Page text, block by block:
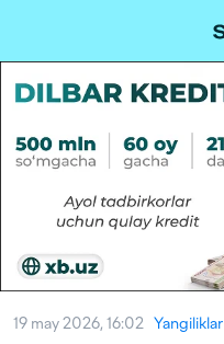
19 may 2026, 16:02 Yangiliklar